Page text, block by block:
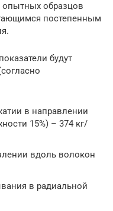
опытных образцов
постепенным
будут
в направлении
15%) – 374 кг/
вдоль волокон
в радиальной